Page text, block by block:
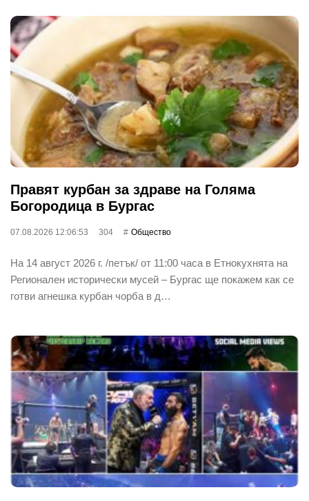
Правят курбан за здраве на Голяма
Богородица в Бургас
07.08.2026 12:06:53 304 Общество
На 14 август 2026 г. /петък/ от 11:00 часа в Етнокухнята на
Регионален исторически мусей – Бургас ще покажем как се
готви агнешка курбан чорба в д…